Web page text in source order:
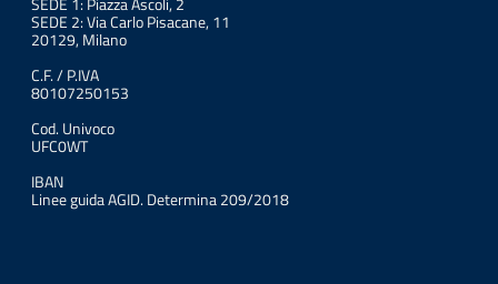
SEDE 2: Via Carlo Pisacane, 11
20129, Milano
C.F. / P.IVA
80107250153
Cod. Univoco
UFC0WT
IBAN
Linee guida AGID. Determina 209/2018